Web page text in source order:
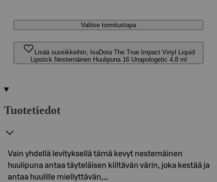
Valitse toimitustapa
Lisää suosikkeihin, IsaDora The True Impact Vinyl Liquid
Lipstick Nestemäinen Huulipuna 16 Unapologetic 4,8 ml
Tuotetiedot
Vain yhdellä levityksellä tämä kevyt nestemäinen
huulipuna antaa täyteläisen kiiltävän värin, joka kestää ja
antaa huulille miellyttävän,…